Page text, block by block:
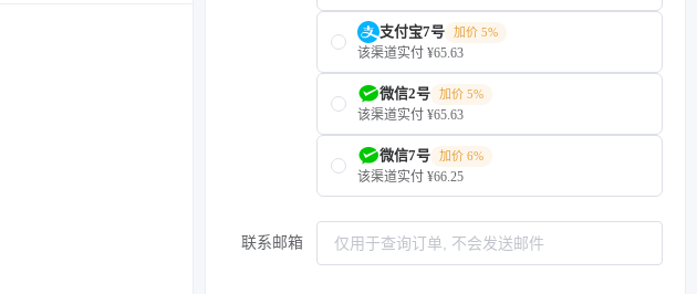
支付宝7号 加价 5%
该渠道实付 ¥65.63
微信2号 加价 5%
该渠道实付 ¥65.63
微信7号 加价 6%
该渠道实付 ¥66.25
联系邮箱